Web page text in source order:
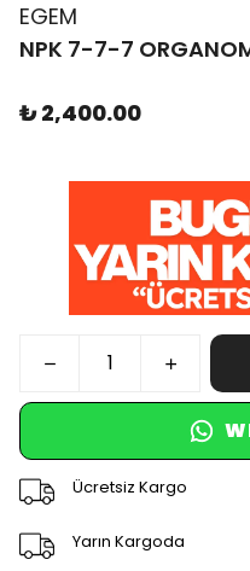
EGEM
NPK 7-7-7
₺ 2,400.00
Ücretsiz Kargo
Yarın Kargoda